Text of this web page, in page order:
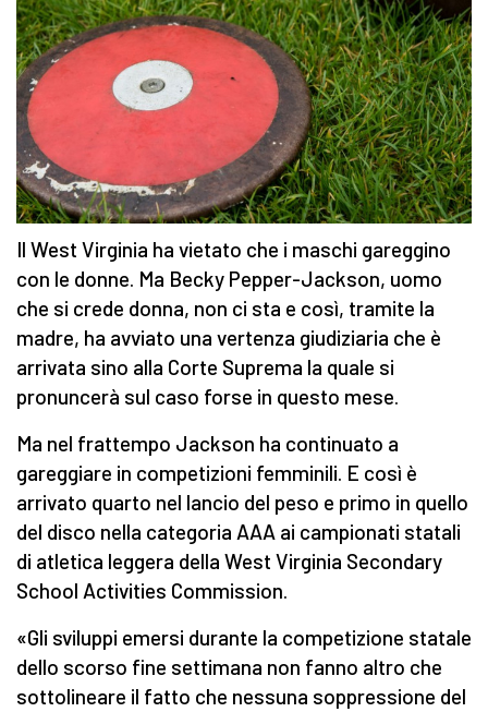
Il West Virginia ha vietato che i maschi gareggino
con le donne. Ma Becky Pepper-Jackson, uomo
che si crede donna, non ci sta e così, tramite la
madre, ha avviato una vertenza giudiziaria che è
arrivata sino alla Corte Suprema la quale si
pronuncerà sul caso forse in questo mese.
Ma nel frattempo Jackson ha continuato a
gareggiare in competizioni femminili. E così è
arrivato quarto nel lancio del peso e primo in quello
del disco nella categoria AAA ai campionati statali
di atletica leggera della West Virginia Secondary
School Activities Commission.
«Gli sviluppi emersi durante la competizione statale
dello scorso fine settimana non fanno altro che
sottolineare il fatto che nessuna soppressione del